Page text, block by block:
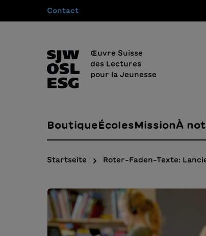
Passer à la navigation principale
Contact
Œuvre Suisse
des Lectures
pour la Jeunesse
BoutiqueÉcolesMissionÀ
Startseite Roter-Faden-Texte: